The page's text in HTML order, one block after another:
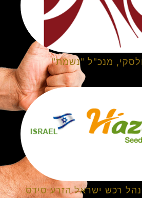
מנכ"ל "נשמת"
רכש ישראל הזרע סידס